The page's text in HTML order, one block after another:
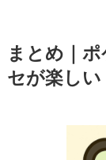
まとめ｜
セが楽しい